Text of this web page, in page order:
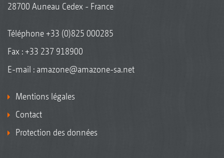
28700 Auneau Cedex - France
Téléphone+33 (0)825 000285
Fax : +33 237 918900
E-mail : amazone@amazone-sa.net
Mentions légales
Contact
Protection des données